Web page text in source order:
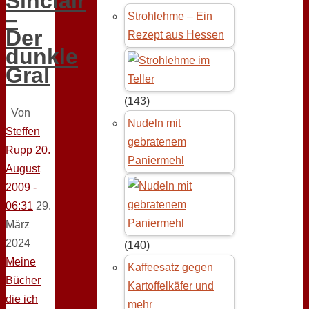
–
Der
dunkle
Gral
Von
Steffen
Rupp 20.
August
2009 -
06:31 29.
März
2024
Meine
Bücher
die ich
Strohlehme – Ein
Rezept aus Hessen
(143)
Nudeln mit
gebratenem
Paniermehl
(140)
Kaffeesatz gegen
Kartoffelkäfer und
mehr